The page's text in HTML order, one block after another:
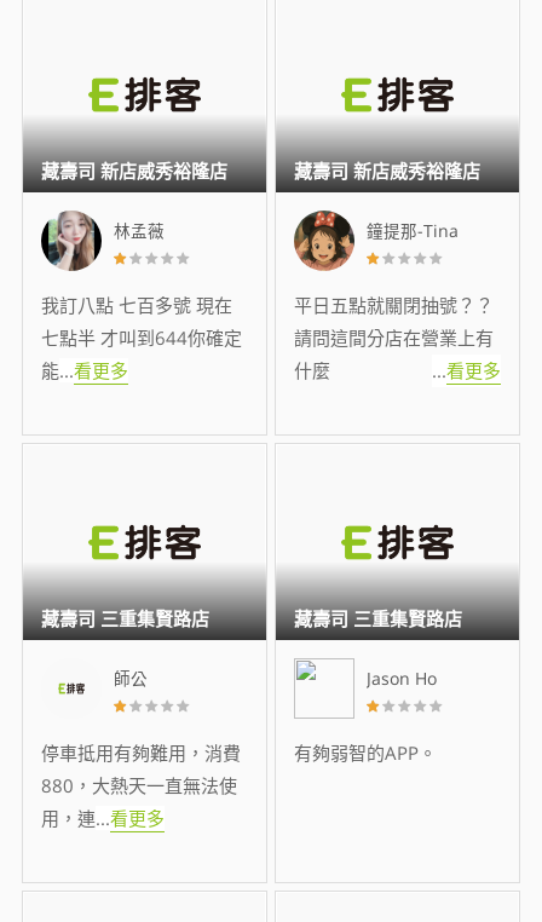
林孟薇
我訂八點 七百多號 現在
七點半 才叫到644你確定
能...看更多
藏壽司 新店威秀裕隆店
鐘提那-Tina
平日五點就關閉抽號？？
請問這間分店在營業上有
什麼
...看更多
藏壽司 新店威秀裕隆店
師公
停車抵用有夠難用，消費
880，大熱天一直無法使
用，連...看更多
藏壽司 三重集賢路店
Jason Ho
有夠弱智的APP。
藏壽司 三重集賢路店